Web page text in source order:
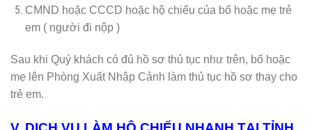
CMND hoặc CCCD hoặc hộ chiếu của bố hoặc mẹ trẻ
em ( người đi nộp )
Sau khi Quý khách có đủ hồ sơ thủ tục như trên, bố hoặc
mẹ lên Phòng Xuất Nhập Cảnh làm thủ tục hồ sơ thay cho
trẻ em.